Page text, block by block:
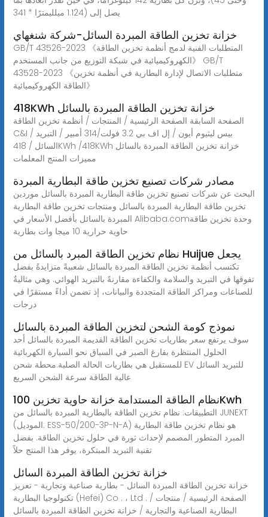
يصل إلى (1.124 ميلليمترًا * 341
خزانة تخزين الطاقة المبردة السائل-شركة شنغهاي
GB/T 43526-2023 《المتطلبات الفنية لدمج أنظمة تخزين الطاقة
الكهروكيميائية في شبكة التوزيع من جانب المستخدم》 GB/T
43528-2023 《متطلبات الاتصال لإدارة البطارية في أنظمة تخزين
الطاقة الكهروكيميائية》
418KWh خزانة تخزين الطاقة المبردة بالسائل
الصفحة السابقة الصفحة الرئيسية / المنتجات / أنظمة تخزين الطاقة
C&I / بيس ليثيوم أيون / إل اف بي 3.2 فولت/314 أمبير / التبريد
السائل / 418KWh /418KWh خزانة تخزين الطاقة المبردة بالسائل
مميزات المنتج المعلمات
مصادر شركات تصنيع تخزين طاقة البطارية المبردة
البحث عن شركات تصنيع تخزين طاقة البطارية المبردة بالسائل موردين
تخزين طاقة البطارية المبردة بالسائل ومنتجات تخزين طاقة البطارية
المبردة بالسائل بأفضل الأسعار في Alibaba.comوحدة تخزين طاقة
حاوية حرارية 10 ميجا وات بطارية
نظام تخزين الطاقة المبرد بالسائل من Huijue يجعل
تكتسب أنظمة تخزين الطاقة المبردة بالسائل شعبيةً متزايدةً بفضل
تفوقها في التبريد والسلامة والكفاءة مقارنةً بالتبريد الهوائي. وهي مثاليةٌ
للصناعات ومراكز الطاقة المتجددة والبيانات، إذ تضمن أداءً مستقرًا في
درجات
نموذج كومة الشحن لتخزين الطاقة المبردة بالسائل
سوف يرتفع سعر بطاريات تخزين الطاقة القديمة المبردة بالسائل أحد
الحلول المنتظرة بفارغ الصبر في السباق نحو السيارة الكهربائية
للمستقبل هي بطاريات الحالة الصلبة.محطة شحن EV للتبريد السائل
عالية الطاقة سرعة الشحن السريع
نظام الطاقة المستدامة خزانة حاوية تخزين 100Kwh
التطبيقات: نظام تخزين الطاقة بالبطارية المبردة بالسائل من JUNEXT
(الموديل: ESS-50/200-3P-N-A) هو نظام تخزين طاقة البطارية
المبرد المتطور المصمم لإحداث ثورة في حلول تخزين الطاقة. بفضل
تقنية التبريد المبتكرة، يوفر هذا المنتج حلاً
خزانة تخزين الطاقة المبردة السائل
خزانة تخزين الطاقة المبردة السائل - بطارية صناعية وتجارية - تعزيز
تكنولوجيا البطارية (Hefei) Co . ، Ltd . الصفحة الرئيسية / منتجات /
البطارية الصناعية والتجارية / خزانة تخزين الطاقة المبردة بالسائل